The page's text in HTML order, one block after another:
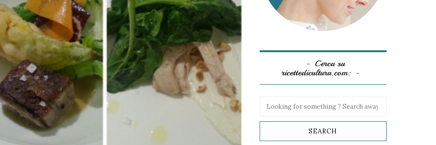
Cerca su
ricettedicultura.com: